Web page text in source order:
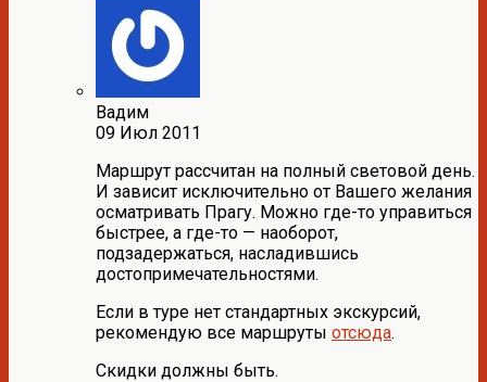
Вадим
09 Июл 2011
Маршрут рассчитан на полный световой день.
И зависит исключительно от Вашего желания
осматривать Прагу. Можно где-то управиться
быстрее, а где-то — наоборот,
подзадержаться, насладившись
достопримечательностями.
Если в туре нет стандартных экскурсий,
рекомендую все маршруты отсюда.
Скидки должны быть.